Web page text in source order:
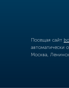
Посещая сайт
автоматически
Москва,